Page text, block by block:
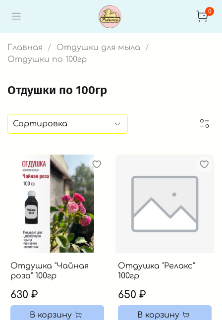
0
Главная
Отдушки для мыла
Отдушки по 100гр
Отдушки по 100гр
Отдушка "Чайная
роза" 100гр
630 ₽
В корзину
Отдушка "Релакс"
100гр
650 ₽
В корзину